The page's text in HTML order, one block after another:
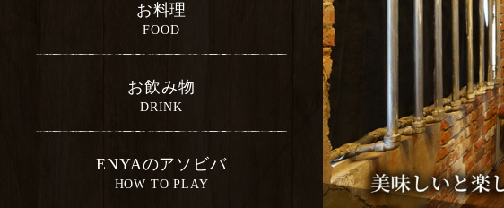
お料理
お飲み物
ENYAのアソビバ